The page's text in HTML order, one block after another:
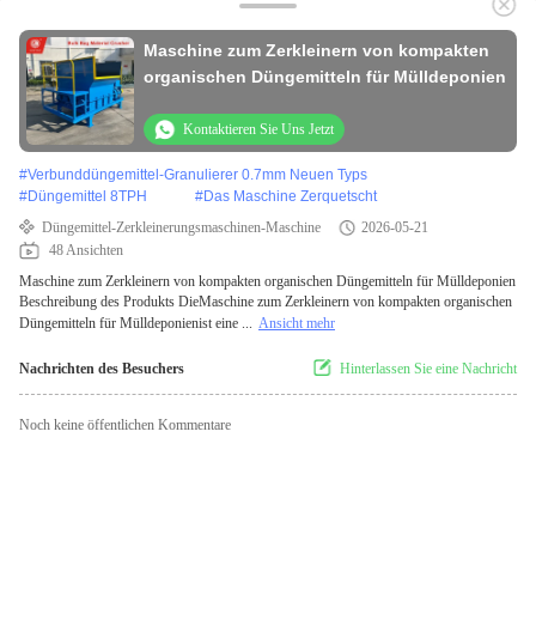
Maschine zum Zerkleinern von kompakten
organischen Düngemitteln für Mülldeponien
Kontaktieren Sie Uns Jetzt
#Verbunddüngemittel-Granulierer 0.7mm Neuen Typs
#Düngemittel 8TPH #Das Maschine Zerquetscht
Düngemittel-Zerkleinerungsmaschinen-Maschine
2026-05-21
48 Ansichten
Maschine zum Zerkleinern von kompakten organischen Düngemitteln für Mülldeponien
Beschreibung des Produkts DieMaschine zum Zerkleinern von kompakten organischen
Düngemitteln für Mülldeponienist eine ... Ansicht mehr
Nachrichten des Besuchers Hinterlassen Sie eine Nachricht
Noch keine öffentlichen Kommentare